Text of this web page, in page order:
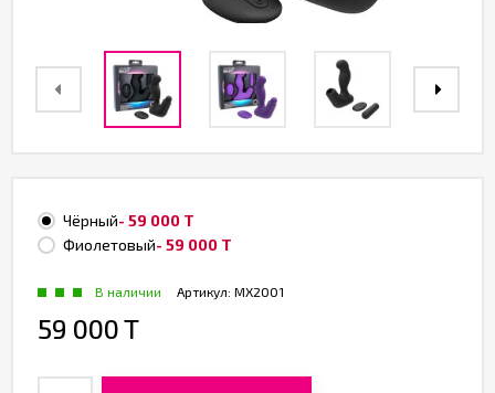
Чёрный- 59 000 T
Фиолетовый- 59 000 T
Артикул: MX2001
В наличии
59 000 T